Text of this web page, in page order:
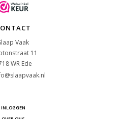
Vaak
11
WR Ede
INLOGGEN